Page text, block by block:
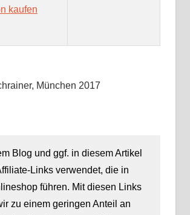
kaufen
München 2017
Blog und ggf. in diesem Artikel
Links verwendet, die in
führen. Mit diesen Links
zu einem geringen Anteil an